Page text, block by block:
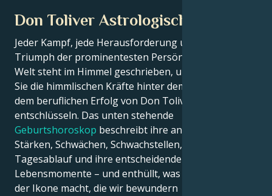
Don Toliver Astrologisches Porträt
Jeder Kampf, jede Herausforderung und jeder
Triumph der prominentesten Persönlichkeiten der
Welt steht im Himmel geschrieben, und jetzt können
Sie die himmlischen Kräfte hinter dem Charme und
dem beruflichen Erfolg von Don Toliver
entschlüsseln. Das unten stehende
Geburtshoroskop beschreibt ihre angeborenen
Stärken, Schwächen, Schwachstellen, ihren
Tagesablauf und ihre entscheidenden
Lebensmomente – und enthüllt, was genau sie zu
der Ikone macht, die wir bewundern